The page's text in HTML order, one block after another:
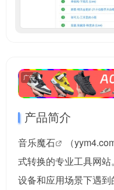
广告
产品简介
音乐魔石 （
式转换的专业工具网
设备和应用场景下遇